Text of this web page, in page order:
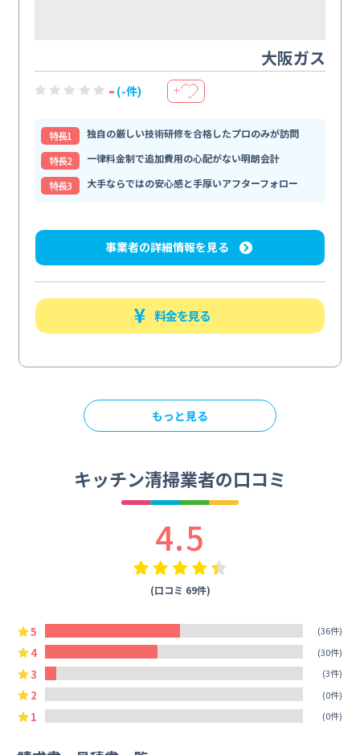
大阪ガス
- (-件) ＋
特⻑1
独自の厳しい技術研修を合格したプロのみが訪問
特⻑2
一律料金制で追加費用の心配がない明朗会計
特⻑3
大手ならではの安心感と手厚いアフターフォロー
事業者の詳細情報を見る
料金を見る
もっと見る
キッチン清掃業者の口コミ
4.5
(口コミ 69件)
5 (36件)
4 (30件)
3 (3件)
2 (0件)
1 (0件)